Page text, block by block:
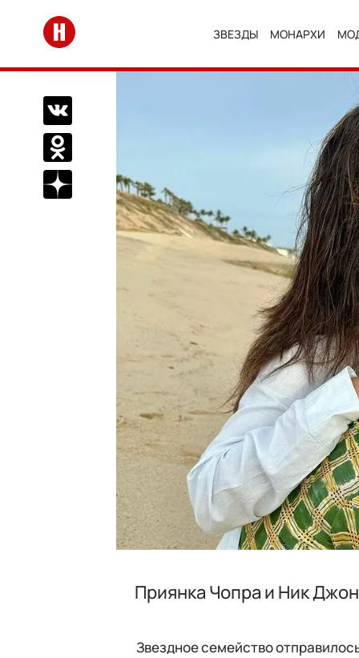
Перейти на главную
ЗВЕЗДЫ МОНАРХИ
Поделиться Вконтакте
Поделиться в Одноклассниках
Подписаться на нас в Дзен
Приянка Чопра и Ник
Звездное семейство